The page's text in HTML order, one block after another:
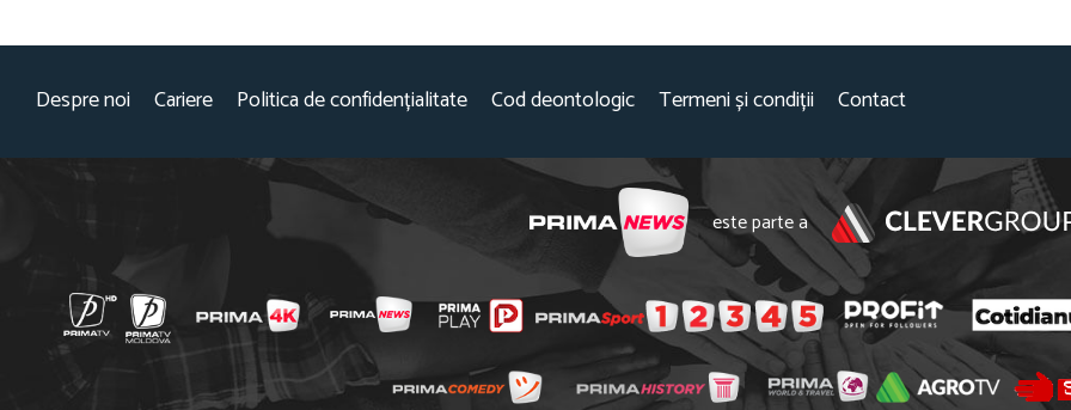
Despre noi Cariere Politica de confidențialitate Cod deontologic Termeni și condiții Contact
este parte a